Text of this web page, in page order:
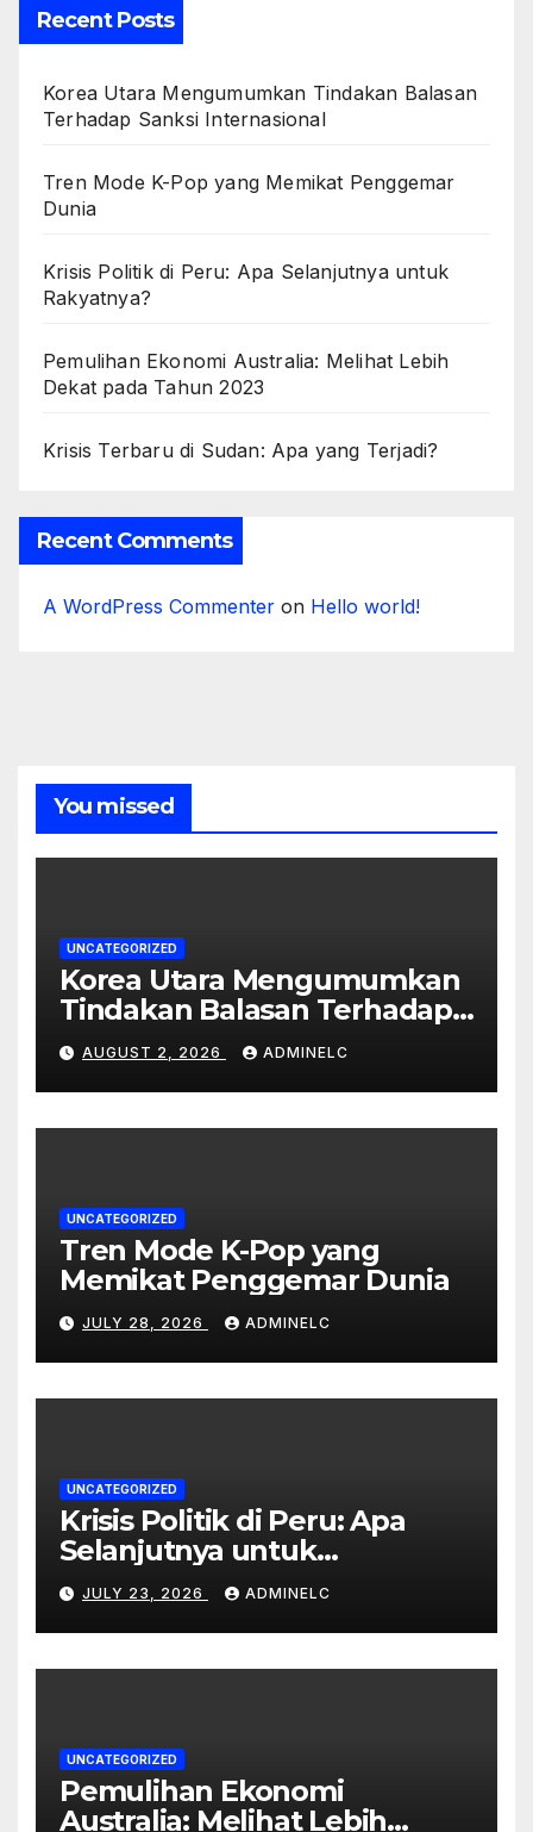
Recent Posts
Korea Utara Mengumumkan Tindakan Balasan
Terhadap Sanksi Internasional
Tren Mode K-Pop yang Memikat Penggemar
Dunia
Krisis Politik di Peru: Apa Selanjutnya untuk
Rakyatnya?
Pemulihan Ekonomi Australia: Melihat Lebih
Dekat pada Tahun 2023
Krisis Terbaru di Sudan: Apa yang Terjadi?
Recent Comments
A WordPress Commenter on Hello world!
You missed
UNCATEGORIZED
Korea Utara Mengumumkan
Tindakan Balasan Terhadap
Sanksi Internasional
AUGUST 2, 2026 ADMINELC
UNCATEGORIZED
Tren Mode K-Pop yang
Memikat Penggemar Dunia
JULY 28, 2026 ADMINELC
UNCATEGORIZED
Krisis Politik di Peru: Apa
Selanjutnya untuk
Rakyatnya?
JULY 23, 2026 ADMINELC
UNCATEGORIZED
Pemulihan Ekonomi
Australia: Melihat Lebih